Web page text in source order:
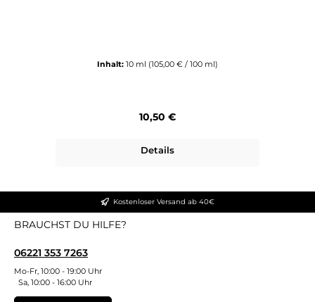
Inhalt: 10 ml (105,00 € / 100 ml)
Regulärer Preis:
10,50 €
Details
Kostenloser Versand ab 40€
BRAUCHST DU HILFE?
06221 353 7263
Mo-Fr, 10:00 - 19:00 Uhr
Sa, 10:00 - 16:00 Uhr